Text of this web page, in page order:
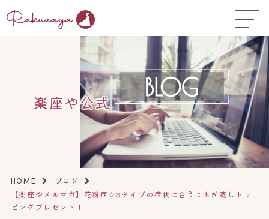
TOP
はじめての方へ
コース料金
よくある質問
お悩み温活ガイド▼
店舗一覧▼
オンラインストア ▼
楽座や公式
HOME
ブログ
【楽座やメルマガ】花粉症☆3タイプの症状に合うよもぎ蒸しトッ
ピングプレゼント！！